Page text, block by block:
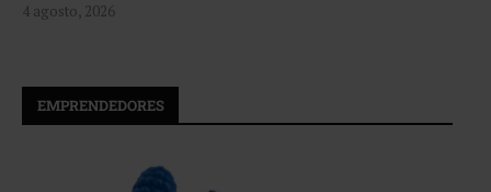
4 agosto, 2026
EMPRENDEDORES